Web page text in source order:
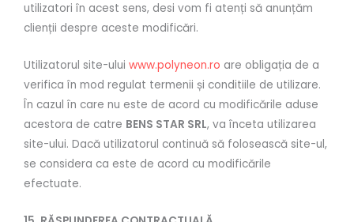
utilizatori în acest sens, desi vom fi atenți să anunțăm
clienții despre aceste modificări.
Utilizatorul site-ului www.polyneon.ro are obligația de a
verifica în mod regulat termenii și conditiile de utilizare.
În cazul în care nu este de acord cu modificările aduse
acestora de catre BENS STAR SRL, va înceta utilizarea
site-ului. Dacă utilizatorul continuă să folosească site-ul,
se considera ca este de acord cu modificările
efectuate.